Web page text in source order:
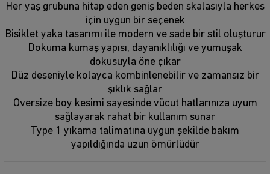
Her yaş grubuna hitap eden geniş beden skalasıyla herkes
için uygun bir seçenek
Bisiklet yaka tasarımı ile modern ve sade bir stil oluşturur
Dokuma kumaş yapısı, dayanıklılığı ve yumuşak
dokusuyla öne çıkar
Düz deseniyle kolayca kombinlenebilir ve zamansız bir
şıklık sağlar
Oversize boy kesimi sayesinde vücut hatlarınıza uyum
sağlayarak rahat bir kullanım sunar
Type 1 yıkama talimatına uygun şekilde bakım
yapıldığında uzun ömürlüdür